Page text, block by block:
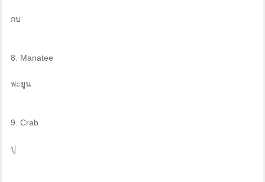
กบ
8. Manatee
พะยูน
9. Crab
ปู